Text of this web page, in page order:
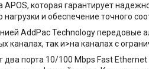
APOS, которая гарантирует
и обеспечение точного
AddPac Technology передовые
каналах, так и>на каналах с
два порта 10/100 Mbps Fast